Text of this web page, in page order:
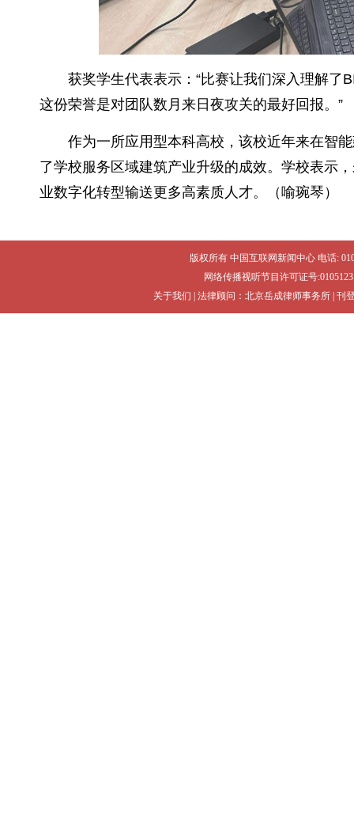
获奖学生代表表示：“比赛让我们深入理解
这份荣誉是对团队数月来日夜攻关的最好回报。”
作为一所应用型本科高校，该校近年来在智
了学校服务区域建筑产业升级的成效。学校表示
业数字化转型输送更多高素质人才。（喻琬琴）